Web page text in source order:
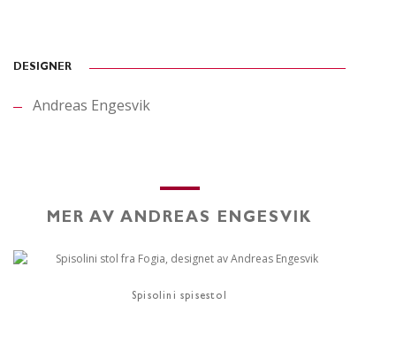
DESIGNER
Andreas Engesvik
MER AV ANDREAS ENGESVIK
Spisolini spisestol